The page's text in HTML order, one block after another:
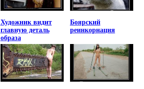
Художник видит
главную деталь
образа
Боярский
реинкорнация